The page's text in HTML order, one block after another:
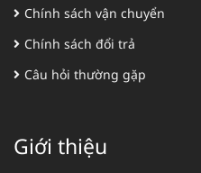
Chính sách vận chuyển
Chính sách đổi trả
Câu hỏi thường gặp
Giới thiệu